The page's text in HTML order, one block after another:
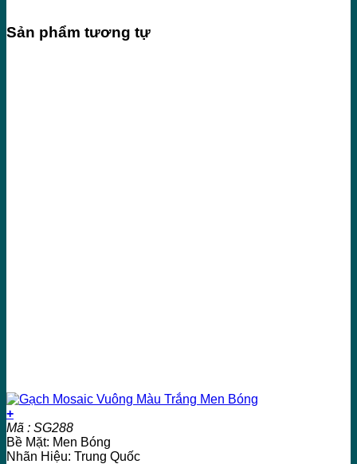
Sản phẩm tương tự
+
Mã : SG288
Bề Mặt: Men Bóng
Nhãn Hiệu: Trung Quốc